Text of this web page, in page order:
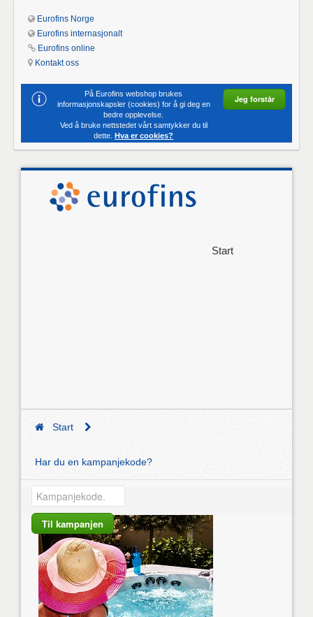
Eurofins Norge
Eurofins internasjonalt
Eurofins online
Kontakt oss
På Eurofins webshop brukes
informasjonskapsler (cookies) for å gi deg en
bedre opplevelse.
Ved å bruke nettstedet vårt samtykker du til
dette.Hva er cookies?
Jeg forstår
Start
Start
Har du en kampanjekode?
Til kampanjen